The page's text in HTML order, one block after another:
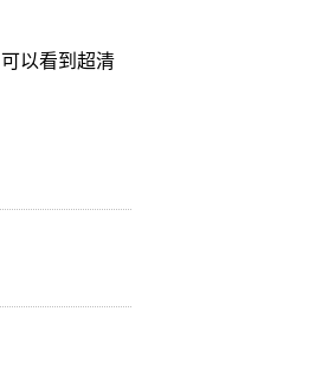
以看到超清